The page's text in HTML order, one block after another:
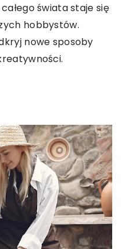
świata staje się
hobbystów.
nowe sposoby